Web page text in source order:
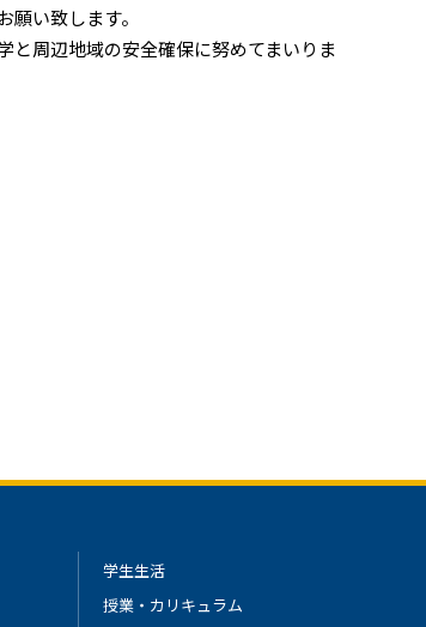
い致します。
周辺地域の安全確保に努めてまいりま
学生生活
授業・カリキュラム